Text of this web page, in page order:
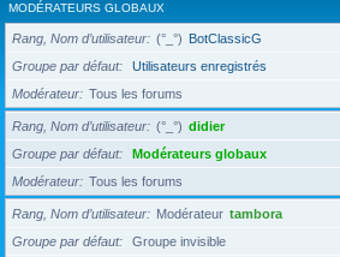
MODÉRATEURS GLOBAUX
Rang, Nom d’utilisateur (°_°) BotClassicG
Groupe par défaut
Utilisateurs enregistrés
Modérateur
Tous les forums
Rang, Nom d’utilisateur (°_°) didier
Groupe par défaut
Modérateurs globaux
Modérateur
Tous les forums
Rang, Nom d’utilisateur Modérateur tambora
Groupe par défaut
Groupe invisible